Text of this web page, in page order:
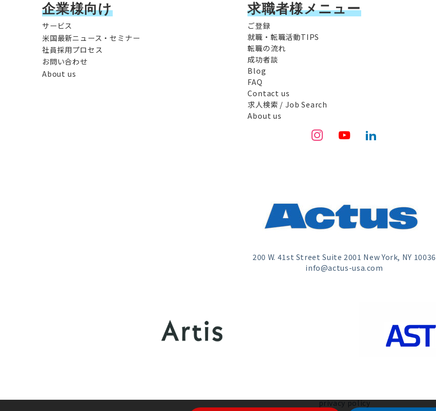
企業様向け
サービス
米国最新ニュース・セミナー
社員採用プロセス
お問い合わせ
About us
求職者様メニュー
ご登録
就職・転職活動TIPS
転職の流れ
成功者談
Blog
FAQ
Contact us
求人検索 / Job Search
About us
200 W. 41st Street Suite 2001 New York, NY 10036
info@actus-usa.com
privacy policy